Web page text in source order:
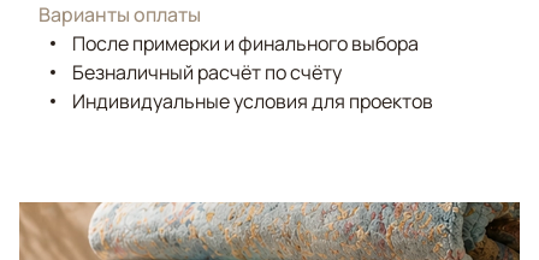
Варианты оплаты
После примерки и финального выбора
Безналичный расчёт по счёту
Индивидуальные условия для проектов